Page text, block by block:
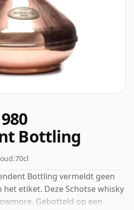
Bottling
70cl
Bottling vermeldt geen
etiket. Deze Schotse whisky
Gebotteld op een